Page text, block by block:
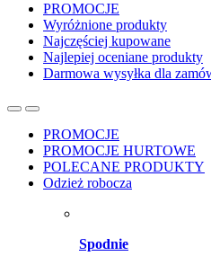
PROMOCJE
Wyróżnione produkty
Najczęściej kupowane
Najlepiej oceniane produkty
Darmowa wysyłka dla
PROMOCJE
PROMOCJE HURTOWE
POLECANE PRODUKTY
Odzież robocza
Spodnie